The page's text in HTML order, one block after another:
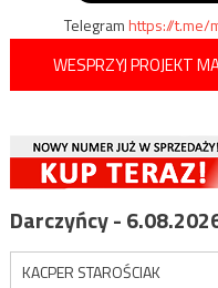
Telegramhttps://t.me/
WESPRZYJ PROJEKT
Darczyńcy -
KACPER STAROŚCIAK